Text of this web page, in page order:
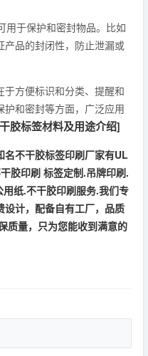
于保护和密封物品。比如
品的封闭性，防止泄漏或
方便标识和分类、提醒和
和密封等方面，广泛应用
胶标签材料及用途介绍]
不干胶标签印刷厂家有UL
胶印刷 标签定制.吊牌印刷.
纸.不干胶印刷服务.我们专
设计，配备自有工厂，品质
质量，只为您能收到满意的